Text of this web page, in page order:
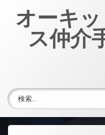
オーキ
ス仲介